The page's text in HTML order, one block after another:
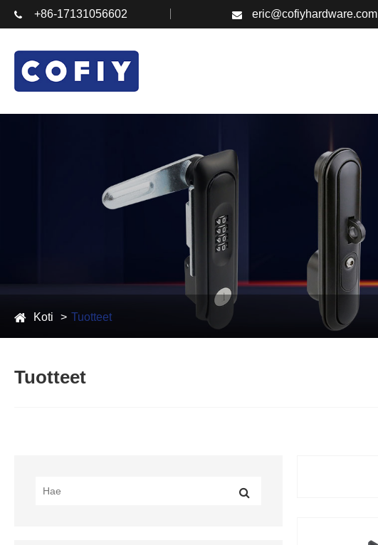
+86-17131056602 eric@cofiyhardware.com
Koti Tuotteet
Tuotteet